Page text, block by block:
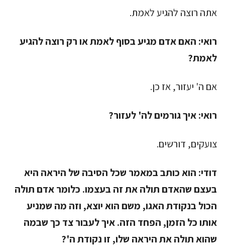
אתה רוצה להגיע לאמת.
רואי: האם אדם מגיע בסוף לאמת או רק רוצה להגיע
לאמת?
אם ה' יעזור, אז כן.
רואי:איך גורמים לה' לעזור?
צועקים, דורשים.
דודי: הוא כותב במאמר שכל הסיבה של היראה היא
בעצם שהאדם תולה את זה בעצמו. כלומר אדם תולה
הכול בנקודת האגו, משם הוא יוצא, וזה מה שמניע
אותו כל הזמן, הפחד הזה. איך לעבור צד כך שבמה
שהוא תולה את היראה שלו, זו נקודת ה'?